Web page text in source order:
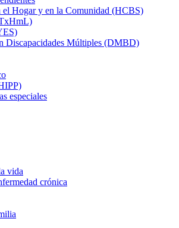
Hogar y en la Comunidad (HCBS)
Discapacidades Múltiples (DMBD)
especiales
vida
crónica